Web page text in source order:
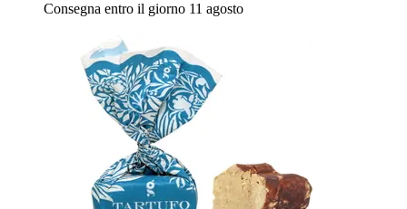
Consegna entro il giorno 11 agosto